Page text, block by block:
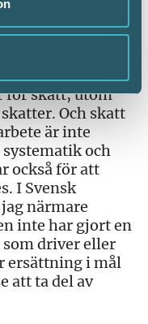
kap. att reglerna
hushållsarbete.
det att
för skatt, utom
Och skatt
är inte
och
också för att
I Svensk
närmare
inte har gjort en
driver eller
ersättning i mål
att ta del av